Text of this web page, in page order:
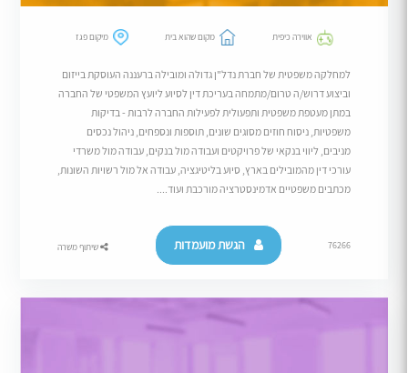
אווירה כיפית מקום שהוא בית מיקום פגז
למחלקה משפטית של חברת נדל"ן גדולה ומובילה ברעננה העוסקת בייזום
וביצוע דרוש/ה טרום/מתמחה בעריכת דין לסיוע ליועץ המשפטי של החברה
במתן מעטפת משפטית ותפעולית לפעילות החברה לרבות - בדיקות
משפטיות, ניסוח חוזים מסוגים שונים, תוספות ונספחים, ניהול נכסים
מניבים, ליווי בנקאי של פרויקטים ועבודה מול בנקים, עבודה מול משרדי
עורכי דין מהמובילים בארץ, סיוע בליטיגציה, עבודה אל מול רשויות השונות,
מכתבים משפטיים אדמינסטרציה מורכבת ועוד....
76266 הגשת מועמדות שיתוף משרה